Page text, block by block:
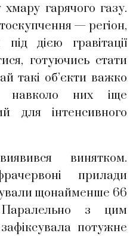
гарячого газу.
— регіон,
дією гравітації
готуючись стати
такі об’єкти важко
навколо них іще
для інтенсивного
винятком.
прилади
щонайменше 66
Паралельно з цим
потужне